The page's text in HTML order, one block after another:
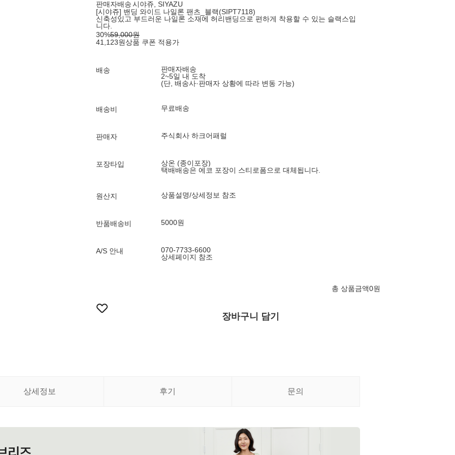
판매자배송시야쥬, SIYAZU
[시야쥬] 밴딩 와이드 나일론 팬츠_블랙(SIPT7118)
신축성있고 부드러운 나일론 소재에 허리밴딩으로 편하게 착용할 수 있는 슬랙스입
니다.
30%59,000원
41,123원상품 쿠폰 적용가
배송
판매자배송
2~5일 내 도착
(단, 배송사·판매자 상황에 따라 변동 가능)
배송비 무료배송
판매자 주식회사 하크어패럴
포장타입
상온 (종이포장)
택배배송은 에코 포장이 스티로폼으로 대체됩니다.
원산지 상품설명/상세정보 참조
반품배송비 5000원
A/S 안내
070-7733-6600
상세페이지 참조
총 상품금액0원
장바구니 담기
상세정보 후기 문의